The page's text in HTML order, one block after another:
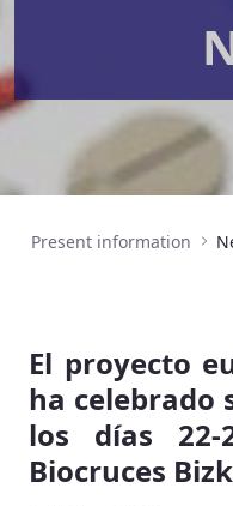
Present information
El proyecto
ha celebrado
los días
Biocruces